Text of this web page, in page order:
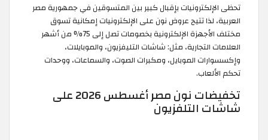
تحظى الإلكترونيات بإقبال كبير بين المتسوقين في جمهورية مصر
العربية، لذا تتيح عروض نون على الإلكترونيات إمكانية تسوق
مختلف الأجهزة الإلكترونية بخصومات تصل إلى 75% من أشهر
العلامات التجارية، مثل: شاشات التليفزيون، والموبايلات،
وإكسسوارات الموبايل، ومكبرات الصوت، والسماعات، ووحدات
تحكم الألعاب.
تخفيضات نون مصر أغسطس 2026 على
شاشات التلفزيون